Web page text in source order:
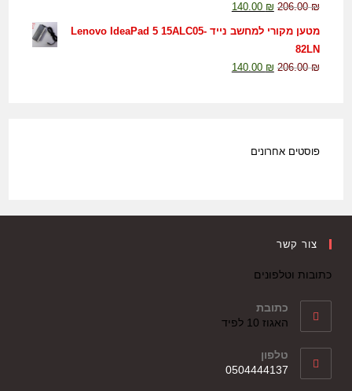
206.00₪
140.00 ₪
מטען מקורי למחשב נייד Lenovo IdeaPad 5 15ALC05-
82LN
206.00₪
140.00 ₪
פוסטים אחרונים
צור קשר
כתובות וטלפונים
כתובת
האגוז 10 לפיד
טלפון
0504444137